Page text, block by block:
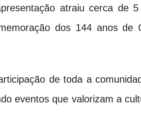
atraiu cerca de
dos 144 anos de
de toda a
eventos que valorizam a